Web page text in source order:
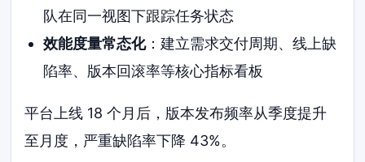
队在同一视图下跟踪任务状态
效能度量常态化：建立需求交付周期、线上缺
陷率、版本回滚率等核心指标看板
平台上线 18 个月后，版本发布频率从季度提升
至月度，严重缺陷率下降 43%。